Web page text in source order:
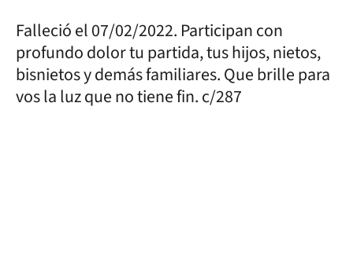
Falleció el 07/02/2022. Participan con
profundo dolor tu partida, tus hijos, nietos,
bisnietos y demás familiares. Que brille para
vos la luz que no tiene fin. c/287